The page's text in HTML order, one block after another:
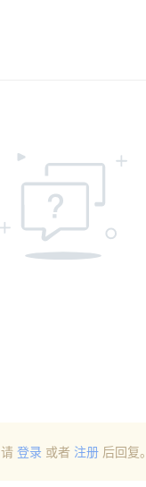
请 登录 或者 注册 后回复。